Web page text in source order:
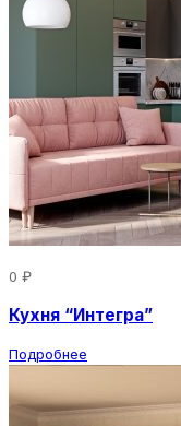
0 ₽
Кухня “Интегра”
Подробнее